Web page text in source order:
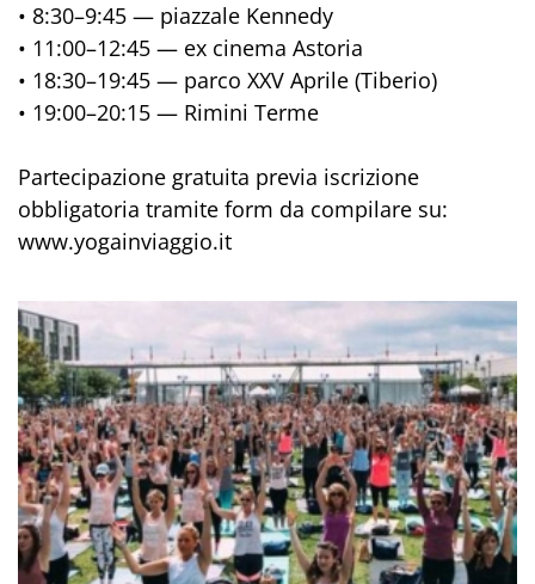
• 8:30–9:45 — piazzale Kennedy
• 11:00–12:45 — ex cinema Astoria
• 18:30–19:45 — parco XXV Aprile (Tiberio)
• 19:00–20:15 — Rimini Terme
Partecipazione gratuita previa iscrizione
obbligatoria tramite form da compilare su:
www.yogainviaggio.it